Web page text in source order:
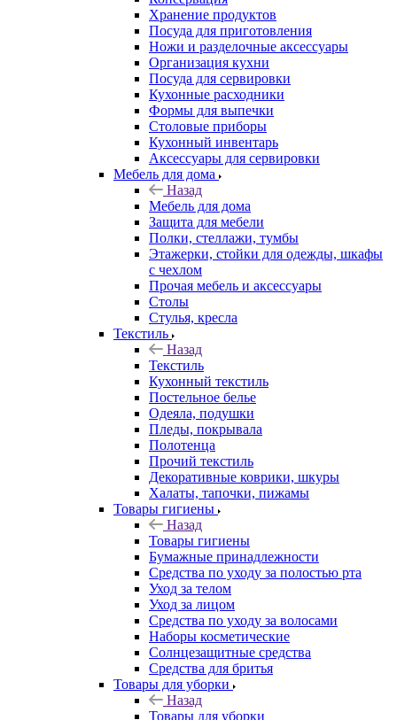
Хранение продуктов
Посуда для приготовления
Ножи и разделочные аксессуары
Организация кухни
Посуда для сервировки
Кухонные расходники
Формы для выпечки
Столовые приборы
Кухонный инвентарь
Аксессуары для сервировки
Мебель для дома
Назад
Мебель для дома
Защита для мебели
Полки, стеллажи, тумбы
Этажерки, стойки для одежды, шкафы
с чехлом
Прочая мебель и аксессуары
Столы
Стулья, кресла
Текстиль
Назад
Текстиль
Кухонный текстиль
Постельное белье
Одеяла, подушки
Пледы, покрывала
Полотенца
Прочий текстиль
Декоративные коврики, шкуры
Халаты, тапочки, пижамы
Товары гигиены
Назад
Товары гигиены
Бумажные принадлежности
Средства по уходу за полостью рта
Уход за телом
Уход за лицом
Средства по уходу за волосами
Наборы косметические
Солнцезащитные средства
Средства для бритья
Товары для уборки
Назад
Товары для уборки